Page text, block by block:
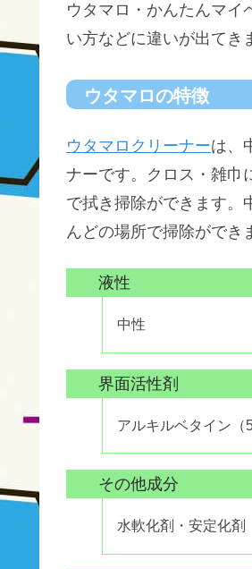
ウタマロ・かんたんマイ
い方などに違いが出てき
ウタマロの特徴
ウタマロクリーナーは、
ナーです。クロス・雑巾
で拭き掃除ができます。
んどの場所で掃除ができ
液性
中性
界面活性剤
アルキルベタイン（5
その他成分
水軟化剤・安定化剤